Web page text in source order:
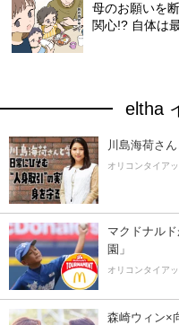
母のお願いを
関心!? 自体は
eltha
川島海荷さ
オリコンタイア
マクドナル
園」
オリコンタイア
森崎ウィン×